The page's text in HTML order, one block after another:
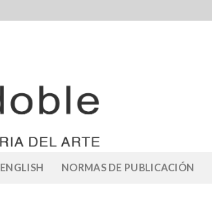
ENGLISH NORMAS DE PUBLICACIÓN